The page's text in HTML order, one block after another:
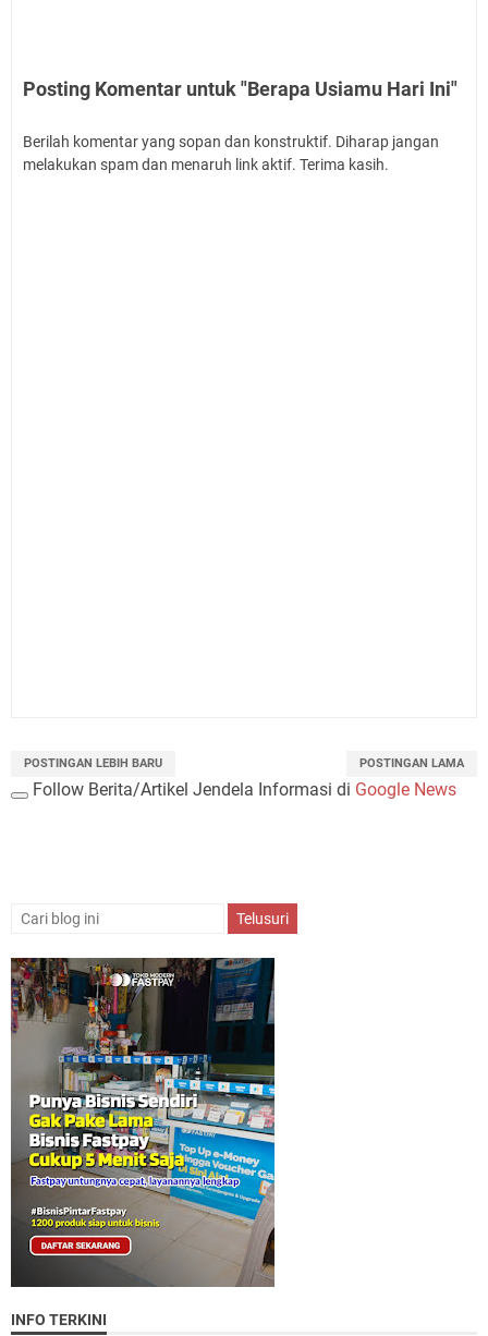
Posting Komentar untuk "Berapa Usiamu Hari Ini"
Berilah komentar yang sopan dan konstruktif. Diharap jangan
melakukan spam dan menaruh link aktif. Terima kasih.
POSTINGAN LEBIH BARU POSTINGAN LAMA
Follow Berita/Artikel Jendela Informasi di Google News
INFO TERKINI